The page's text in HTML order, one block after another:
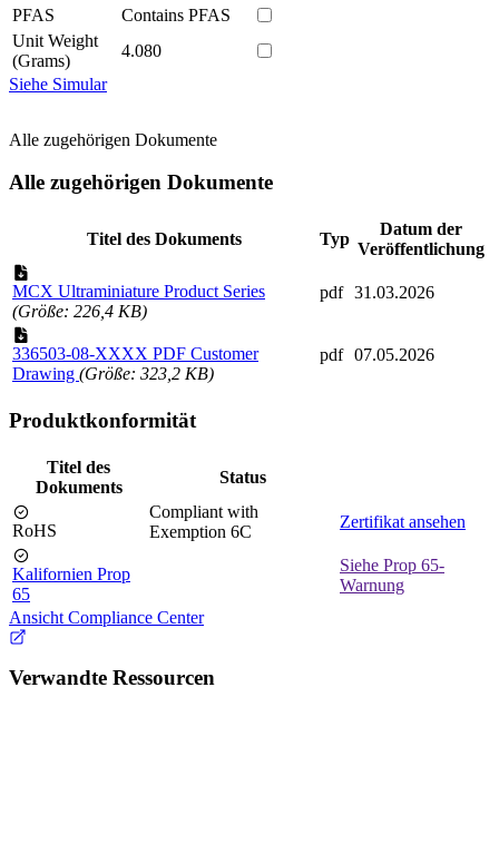
PFAS
Contains PFAS
Unit Weight
(Grams)
4.080
Siehe Simular
Alle zugehörigen Dokumente
Alle zugehörigen Dokumente
Titel des Dokuments Typ
Datum der
Veröffentlichung
MCX Ultraminiature Product Series
(Größe: 226,4 KB)
pdf 31.03.2026
336503-08-XXXX PDF Customer
Drawing (Größe: 323,2 KB)
pdf 07.05.2026
Produktkonformität
Titel des
Dokuments
Status
RoHS
Compliant with
Exemption 6C
Zertifikat ansehen
Kalifornien Prop
65
Siehe Prop 65-
Warnung
Ansicht Compliance Center
Verwandte Ressourcen